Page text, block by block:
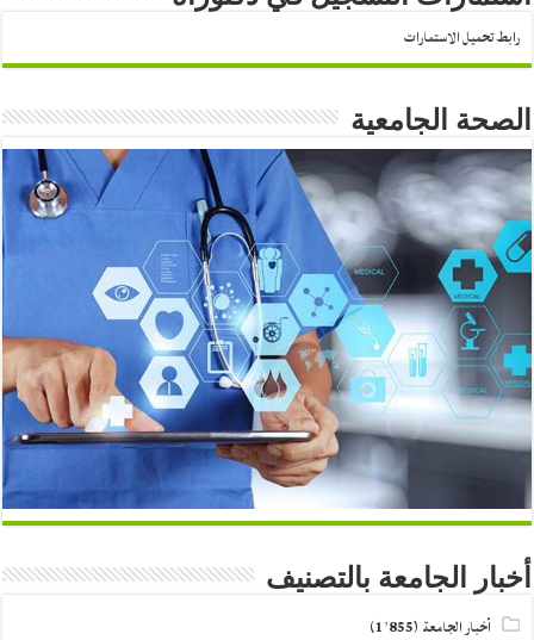
رابط تحميل الاستمارات
الصحة الجامعية
أخبار الجامعة بالتصنيف
أخبار الجامعة (1٬855)